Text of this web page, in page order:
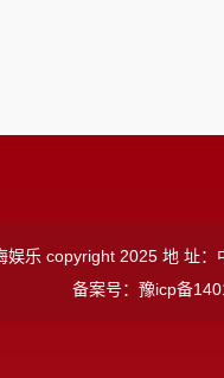
娱乐 copyright 2025 地 址
备案号：豫icp备